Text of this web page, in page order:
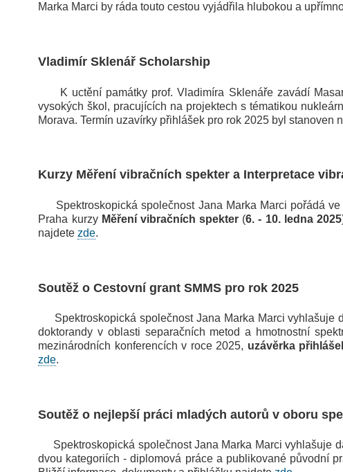
Marka Marci by ráda touto cestou vyjádřila hlubokou a
Vladimír Sklenář Scholarship
K uctění památky prof. Vladimíra Sklenáře zavádí
vysokých škol, pracujících na projektech s tématikou
Morava. Termín uzavírky přihlášek pro rok 2025 byl stanoven
Kurzy Měření vibračních spekter a Interpretace
Spektroskopická společnost Jana Marka Marci pořádá
Praha kurzy Měření vibračních spekter (6. - 10. ledna 2025
najdetezde.
Soutěž o Cestovní grant SMMS pro rok 2025
Spektroskopická společnost Jana Marka Marci vyhlašuje
doktorandy v oblasti separačních metod a hmotnostní
mezinárodních konferencích v roce 2025, uzávěrka
zde.
Soutěž o nejlepší práci mladých autorů v oboru
Spektroskopická společnost Jana Marka Marci vyhlašuje
dvou kategoriích - diplomová práce a publikované původní